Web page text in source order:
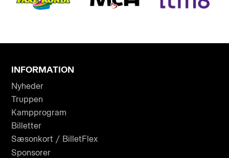
INFORMATION
Nyheder
Truppen
Kampprogram
Billetter
Sæsonkort / BilletFlex
Sponsorer